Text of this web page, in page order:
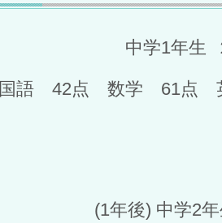
中学1年生
国語 42点 数学 61点
(1年後) 中学2